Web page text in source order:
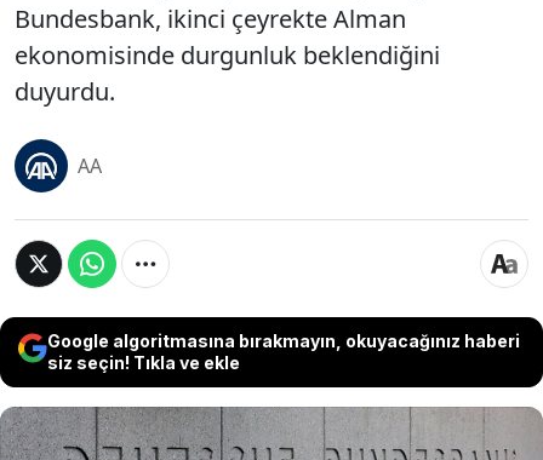
Bundesbank, ikinci çeyrekte Alman
ekonomisinde durgunluk beklendiğini
duyurdu.
AA
Google algoritmasına bırakmayın, okuyacağınız haberi
siz seçin! Tıkla ve ekle